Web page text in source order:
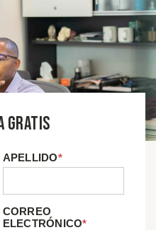
Gratis
APELLIDO*
CORREO
ELECTRÓNICO*